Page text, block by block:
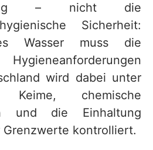
– nicht die
Sicherheit:
Wasser muss die
wird dabei unter
chemische
und die Einhaltung
kontrolliert.